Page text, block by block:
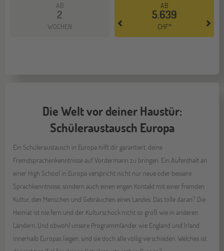
AB
2
WOCHEN
AB
5.639
CHF*
Die Welt vor deiner Haustür:
Schüleraustausch Europa
Ein Schüleraustausch in Europa hilft dir garantiert, deine
Fremdsprachenkenntnisse auf Vordermann zu bringen. Ein Aufenthalt an
einer High School in Europa verspricht nicht nur neue oder bessere
Sprachkenntnisse, sondern auch einen engen Kontakt mit einer fremden
Kultur, den Menschen und Gebräuchen eines Landes. Das tolle daran? Die
Heimat ist nie fern und der Kulturschock nicht so groß wie in anderen
Ländern. Und obwohl unsere Programmländer wie England und Irland
innerhalb Europas liegen, sind sie doch alle völlig verschieden. Welches ist